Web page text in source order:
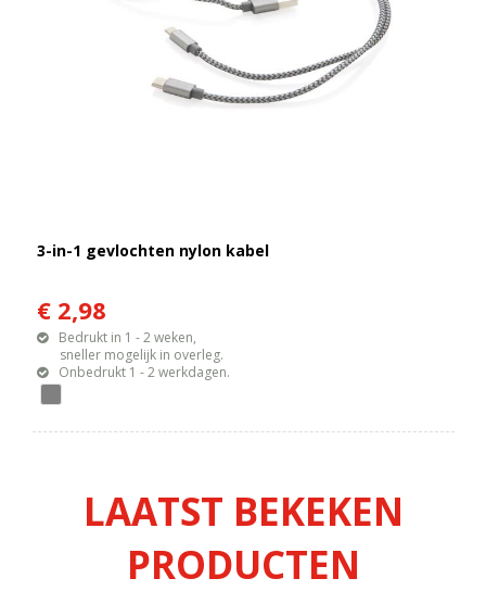
3-in-1 gevlochten nylon kabel
€ 2,98
Bedrukt in 1 - 2 weken,
sneller mogelijk in overleg.
Onbedrukt 1 - 2 werkdagen.
LAATST BEKEKEN
PRODUCTEN